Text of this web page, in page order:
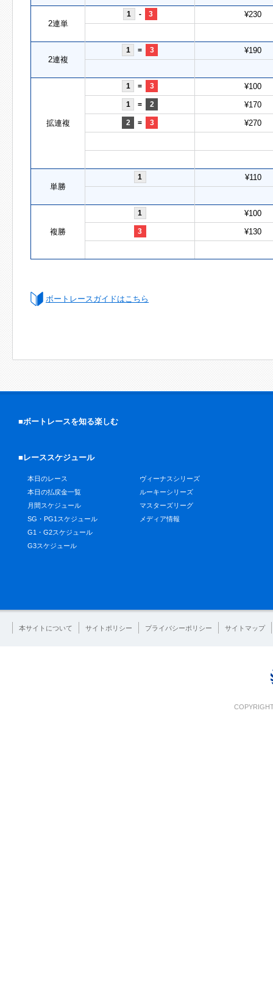
2連単
1 - 3 ¥230
2連複
1 = 3 ¥190
拡連複
1 = 3 ¥100
1 = 2 ¥170
2 = 3 ¥270
単勝
1 ¥110
複勝
1 ¥100
3 ¥130
ボートレースガイドはこちら
■ボートレースを知る楽しむ
■レーススケジュール
本日のレース
本日の払戻金一覧
月間スケジュール
SG・PG1スケジュール
G1・G2スケジュール
G3スケジュール
ヴィーナスシリーズ
ルーキーシリーズ
マスターズリーグ
メディア情報
本サイトについて サイトポリシー プライバシーポリシー サイトマップ